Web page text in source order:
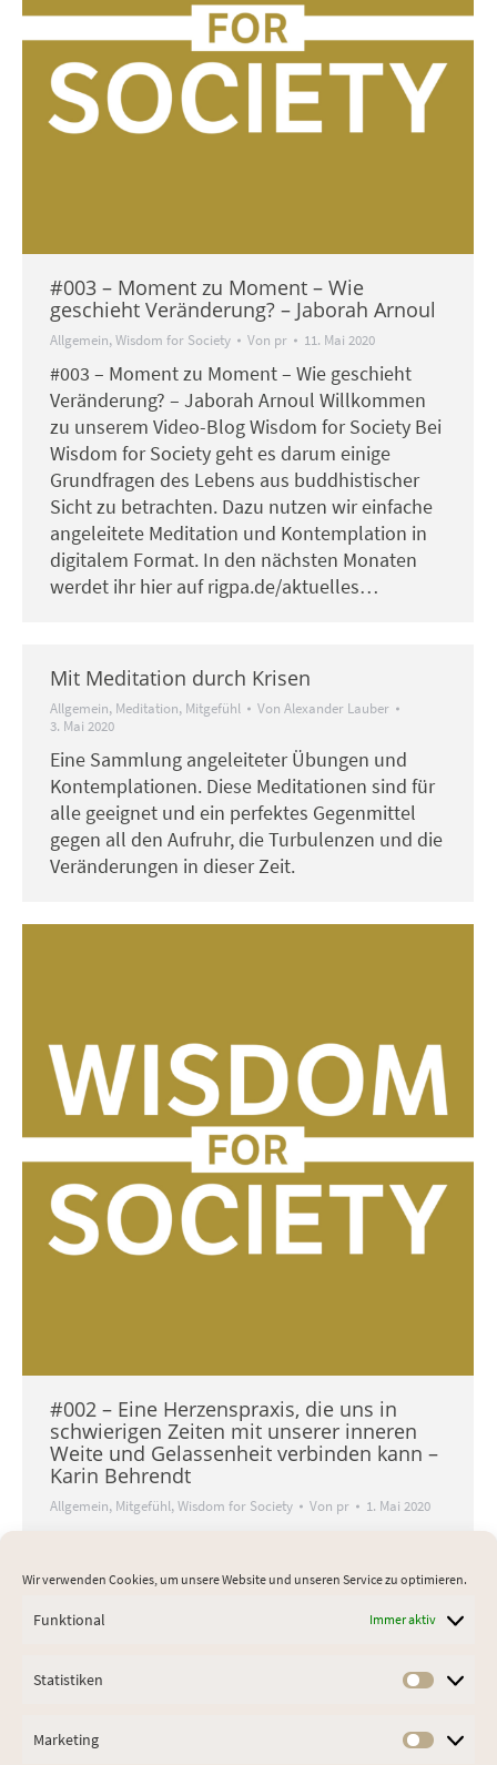
Wir verwenden Cookies, um unsere Website und unseren Service zu optimieren.
Funktional Immer aktiv
Statistiken
Marketing
#003 – Moment zu Moment – Wie
geschieht Veränderung? – Jaborah Arnoul
Allgemein,Wisdom for Society Von pr 11. Mai 2020
#003 – Moment zu Moment – Wie geschieht
Veränderung? – Jaborah Arnoul Willkommen
zu unserem Video-Blog Wisdom for Society Bei
Wisdom for Society geht es darum einige
Grundfragen des Lebens aus buddhistischer
Sicht zu betrachten. Dazu nutzen wir einfache
angeleitete Meditation und Kontemplation in
digitalem Format. In den nächsten Monaten
werdet ihr hier auf rigpa.de/aktuelles…
Mit Meditation durch Krisen
Allgemein, Meditation, Mitgefühl Von Alexander Lauber
3. Mai 2020
Eine Sammlung angeleiteter Übungen und
Kontemplationen. Diese Meditationen sind für
alle geeignet und ein perfektes Gegenmittel
gegen all den Aufruhr, die Turbulenzen und die
Veränderungen in dieser Zeit.
#002 – Eine Herzenspraxis, die uns in
schwierigen Zeiten mit unserer inneren
Weite und Gelassenheit verbinden kann –
Karin Behrendt
Allgemein, Mitgefühl,Wisdom for Society Von pr 1. Mai 2020
Gelassenheit verbinden kann – Karin Behrendt
Willkommen zu unserem Video-Blog Wisdom
darum einige Grundfragen des Lebens aus
nutzen wir einfache angeleitete Meditation und
Kontemplation in digitalem Format. In den